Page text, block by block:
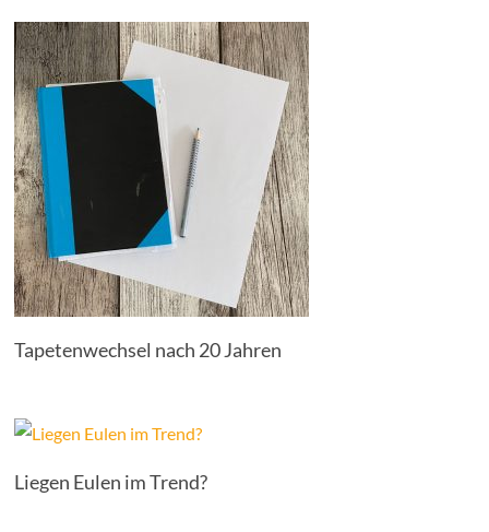
Tapetenwechsel nach 20 Jahren
Liegen Eulen im Trend?